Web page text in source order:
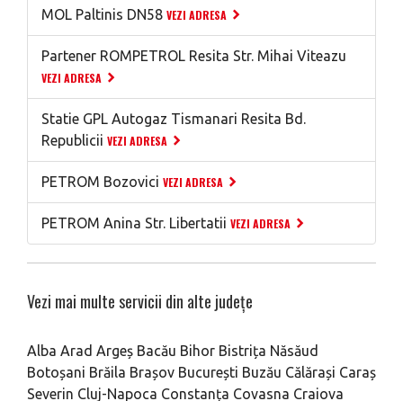
MOL Paltinis DN58 VEZI ADRESA
Partener ROMPETROL Resita Str. Mihai Viteazu
VEZI ADRESA
Statie GPL Autogaz Tismanari Resita Bd.
Republicii VEZI ADRESA
PETROM Bozovici VEZI ADRESA
PETROM Anina Str. Libertatii VEZI ADRESA
Vezi mai multe servicii din alte județe
Alba Arad Argeș Bacău Bihor Bistrița Năsăud
Botoșani Brăila Brașov București Buzău Călărași Caraș
Severin Cluj-Napoca Constanța Covasna Craiova